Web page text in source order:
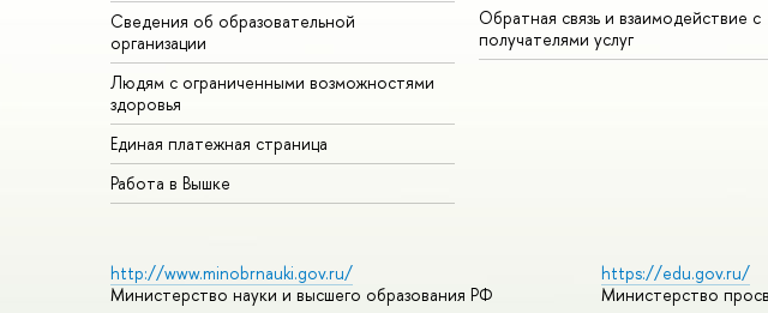
Сведения об образовательной
организации
Людям с ограниченными возможностями
здоровья
Единая платежная страница
Работа в Вышке
Обратная связь и взаимодействие с
получателями услуг
http://www.minobrnauki.gov.ru/
Министерство науки и высшего образования РФ
https://edu.gov.ru/
Министерство